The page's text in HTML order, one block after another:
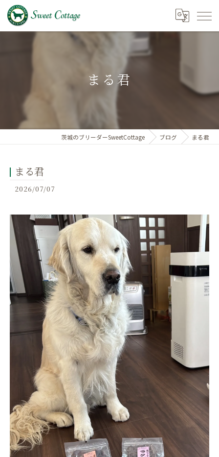
まる君
茨城のブリーダーSweetCottage ブログ まる君
まる君
2026/07/07